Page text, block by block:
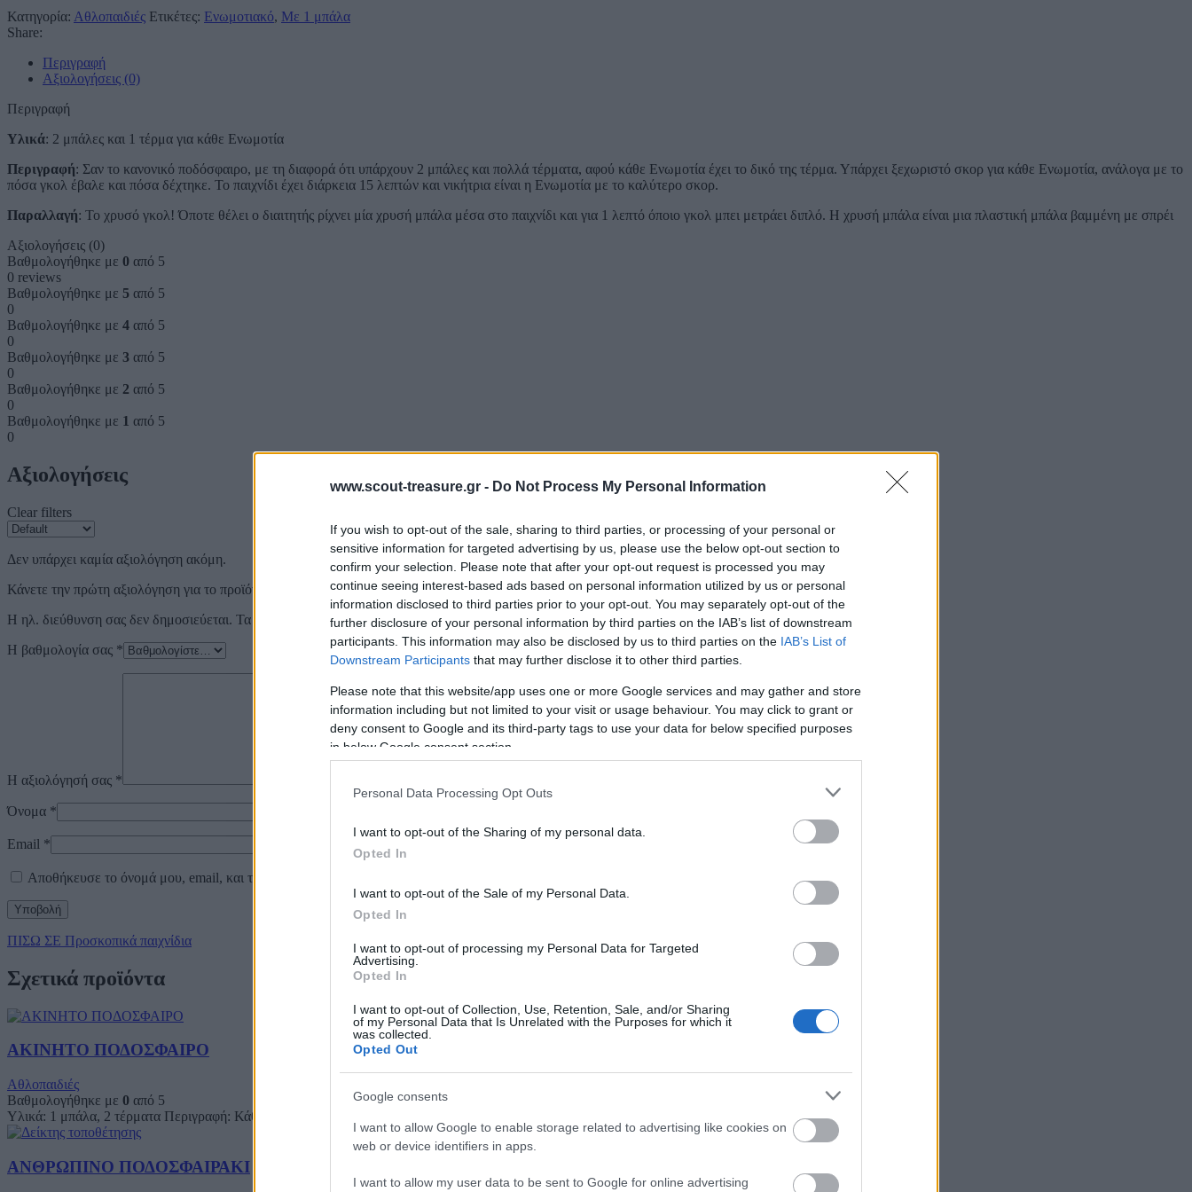
www.scout-treasure.gr - Do Not Process My Personal Information
If you wish to opt-out of the sale, sharing to third parties, or processing of your personal or
sensitive information for targeted advertising by us, please use the below opt-out section to
confirm your selection. Please note that after your opt-out request is processed you may
continue seeing interest-based ads based on personal information utilized by us or personal
information disclosed to third parties prior to your opt-out. You may separately opt-out of the
further disclosure of your personal information by third parties on the IAB’s list of downstream
participants. This information may also be disclosed by us to third parties on the IAB’s List of
Downstream Participants that may further disclose it to other third parties.
Please note that this website/app uses one or more Google services and may gather and store
information including but not limited to your visit or usage behaviour. You may click to grant or
deny consent to Google and its third-party tags to use your data for below specified purposes
in below Google consent section.
Personal Data Processing Opt Outs
I want to opt-out of the Sharing of my personal data.
Opted In
I want to opt-out of the Sale of my Personal Data.
Opted In
I want to opt-out of processing my Personal Data for Targeted
Advertising.
Opted In
I want to opt-out of Collection, Use, Retention, Sale, and/or Sharing
of my Personal Data that Is Unrelated with the Purposes for which it
was collected.
Opted Out
Google consents
I want to allow Google to enable storage related to advertising like cookies on
web or device identifiers in apps.
I want to allow my user data to be sent to Google for online advertising
Κατηγορία: Αθλοπαιδιές Ετικέτες: Ενωμοτιακό, Με 1 μπάλα
Share:
Περιγραφή
Αξιολογήσεις (0)
Περιγραφή
Υλικά: 2 μπάλες και 1 τέρμα για κάθε Ενωμοτία
Περιγραφή: Σαν το κανονικό ποδόσφαιρο, με τη διαφορά ότι υπάρχουν 2 μπάλες και πολλά τέρματα, αφού κάθε Ενωμοτία έχει το δικό της τέρμα. Υπάρχει ξεχωριστό σκορ για κάθε Ενωμοτία, ανάλογα με το
πόσα γκολ έβαλε και πόσα δέχτηκε. Το παιχνίδι έχει διάρκεια 15 λεπτών και νικήτρια είναι η Ενωμοτία με το καλύτερο σκορ.
Παραλλαγή: Το χρυσό γκολ! Όποτε θέλει ο διαιτητής ρίχνει μία χρυσή μπάλα μέσα στο παιχνίδι και για 1 λεπτό όποιο γκολ μπει μετράει διπλό. Η χρυσή μπάλα είναι μια πλαστική μπάλα βαμμένη με σπρέι
Αξιολογήσεις (0)
Βαθμολογήθηκε με 0 από 5
0 reviews
Βαθμολογήθηκε με 5 από 5
0
Βαθμολογήθηκε με 4 από 5
0
Βαθμολογήθηκε με 3 από 5
0
Βαθμολογήθηκε με 2 από 5
0
Βαθμολογήθηκε με 1 από 5
0
Αξιολογήσεις
Clear filters
Δεν υπάρχει καμία αξιολόγηση ακόμη.
Κάνετε την πρώτη αξιολόγηση για το προϊόν: “ΠΟΛΥΠΟΔΟΣΦΑΙΡΟ”
Η ηλ. διεύθυνση σας δεν δημοσιεύεται. Τα υποχρεωτικά πεδία σημειώνονται με*
Η βαθμολογία σας *
Η αξιολόγησή σας *
Όνομα *
Email *
Αποθήκευσε το όνομά μου, email, και τον ιστότοπο μου σε αυτόν τον πλοηγό για την επόμενη φορά που θα σχολιάσω.
ΠΙΣΩ ΣΕ Προσκοπικά παιχνίδια
Σχετικά προϊόντα
ΑΚΙΝΗΤΟ ΠΟΔΟΣΦΑΙΡΟ
Αθλοπαιδιές
Βαθμολογήθηκε με 0 από 5
Υλικά: 1 μπάλα, 2 τέρματα Περιγραφή: Κάθε ομάδα ορίζει έναν τερματοφύλακα. Ο Αρχηγός ορίζει επίσης ζευγάρια αντιπάλων παικτών, στους οποίους
ΑΝΘΡΩΠΙΝΟ ΠΟΔΟΣΦΑΙΡΑΚΙ